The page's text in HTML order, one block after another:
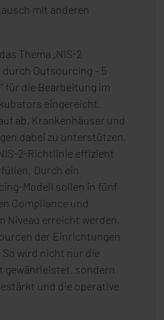
mit anderen
Thema „NIS-2
Outsourcing – 5
für die Bearbeitung im
eingereicht.
ab, Krankenhäuser und
dabei zu unterstützen,
2-Richtlinie effizient
Durch ein
Modell sollen in fünf
Compliance und
Niveau erreicht werden,
der Einrichtungen
wird nicht nur die
gewährleistet, sondern
und die operative